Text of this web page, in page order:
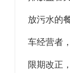
放污水的
车经营者
限期改正